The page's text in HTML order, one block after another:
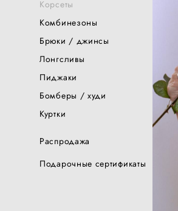
Корсеты
Комбинезоны
Брюки / джинсы
Лонгсливы
Пиджаки
Бомберы / худи
Куртки
Распродажа
Подарочные сертификаты